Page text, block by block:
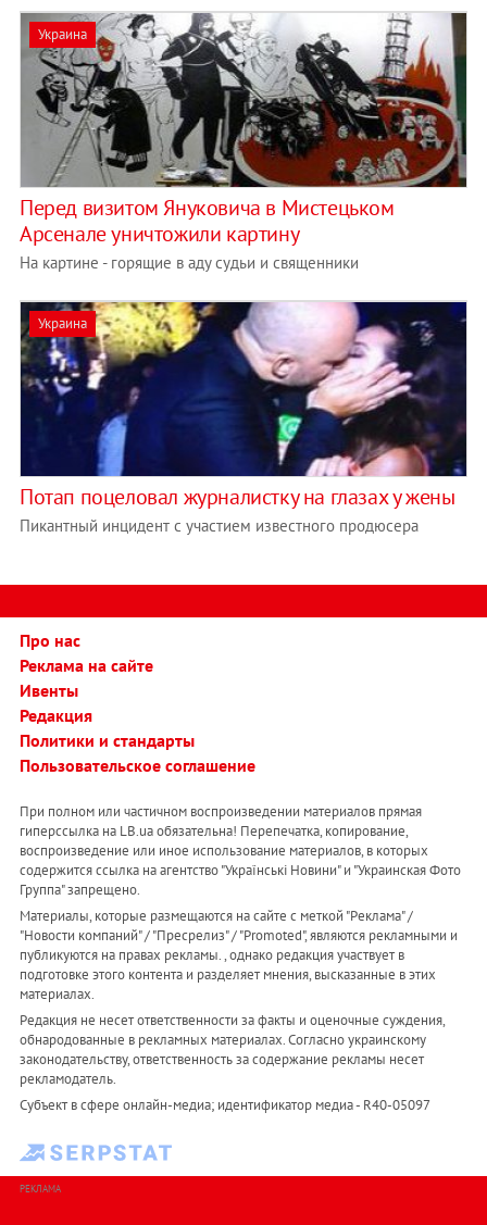
Украина
Перед визитом Януковича в Мистецько­м
Арсенале уничтожили картину
На картине - горящие в аду судьи и священники
Украина
Потап поцеловал журналистку на глазах у жены
Пикантный инцидент с участием известного продюсера
Про нас
Реклама на сайте
Ивенты
Редакция
Политики и стандарты
Пользовательское соглашение
При полном или частичном воспроизведении материалов прямая
гиперссылка на LB.ua обязательна! Перепечатка, копирование,
воспроизведение или иное использование материалов, в которых
содержится ссылка на агентство "Українськi Новини" и "Украинская Фото
Группа" запрещено.
Материалы, которые размещаются на сайте с меткой "Реклама" /
"Новости компаний" / "Пресрелиз" / "Promoted", являются рекламными и
публикуются на правах рекламы. , однако редакция участвует в
подготовке этого контента и разделяет мнения, высказанные в этих
материалах.
Редакция не несет ответственности за факты и оценочные суждения,
обнародованные в рекламных материалах. Согласно украинскому
законодательству, ответственность за содержание рекламы несет
рекламодатель.
Субъект в сфере онлайн-медиа; идентификатор медиа - R40-05097
РЕКЛАМА